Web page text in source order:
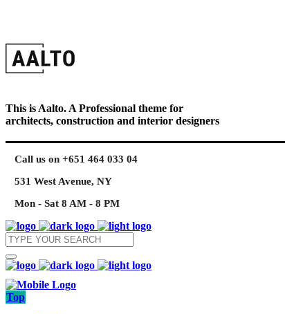
This is Aalto. A Professional theme for
architects, construction and interior designers
Call us on +651 464 033 04
531 West Avenue, NY
Mon - Sat 8 AM - 8 PM
Top